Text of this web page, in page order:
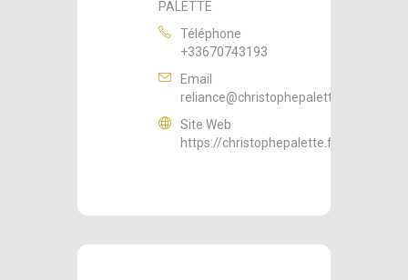
PALETTE
Téléphone
+33670743193
Email
reliance@christophepalette.fr
Site Web
https://christophepalette.fr